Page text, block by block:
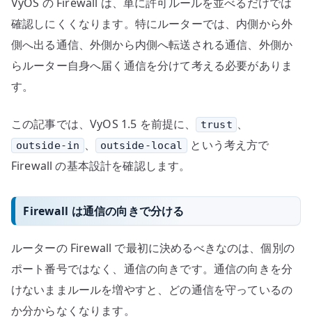
確認しにくくなります。特にルーターでは、内側から外
側へ出る通信、外側から内側へ転送される通信、外側か
らルーター自身へ届く通信を分けて考える必要がありま
す。
この記事では、VyOS 1.5 を前提に、 trust 、
outside-in 、 outside-local
という考え方で
Firewall の基本設計を確認します。
Firewall は通信の向きで分ける
ルーターの Firewall で最初に決めるべきなのは、個別の
ポート番号ではなく、通信の向きです。通信の向きを分
けないままルールを増やすと、どの通信を守っているの
か分からなくなります。